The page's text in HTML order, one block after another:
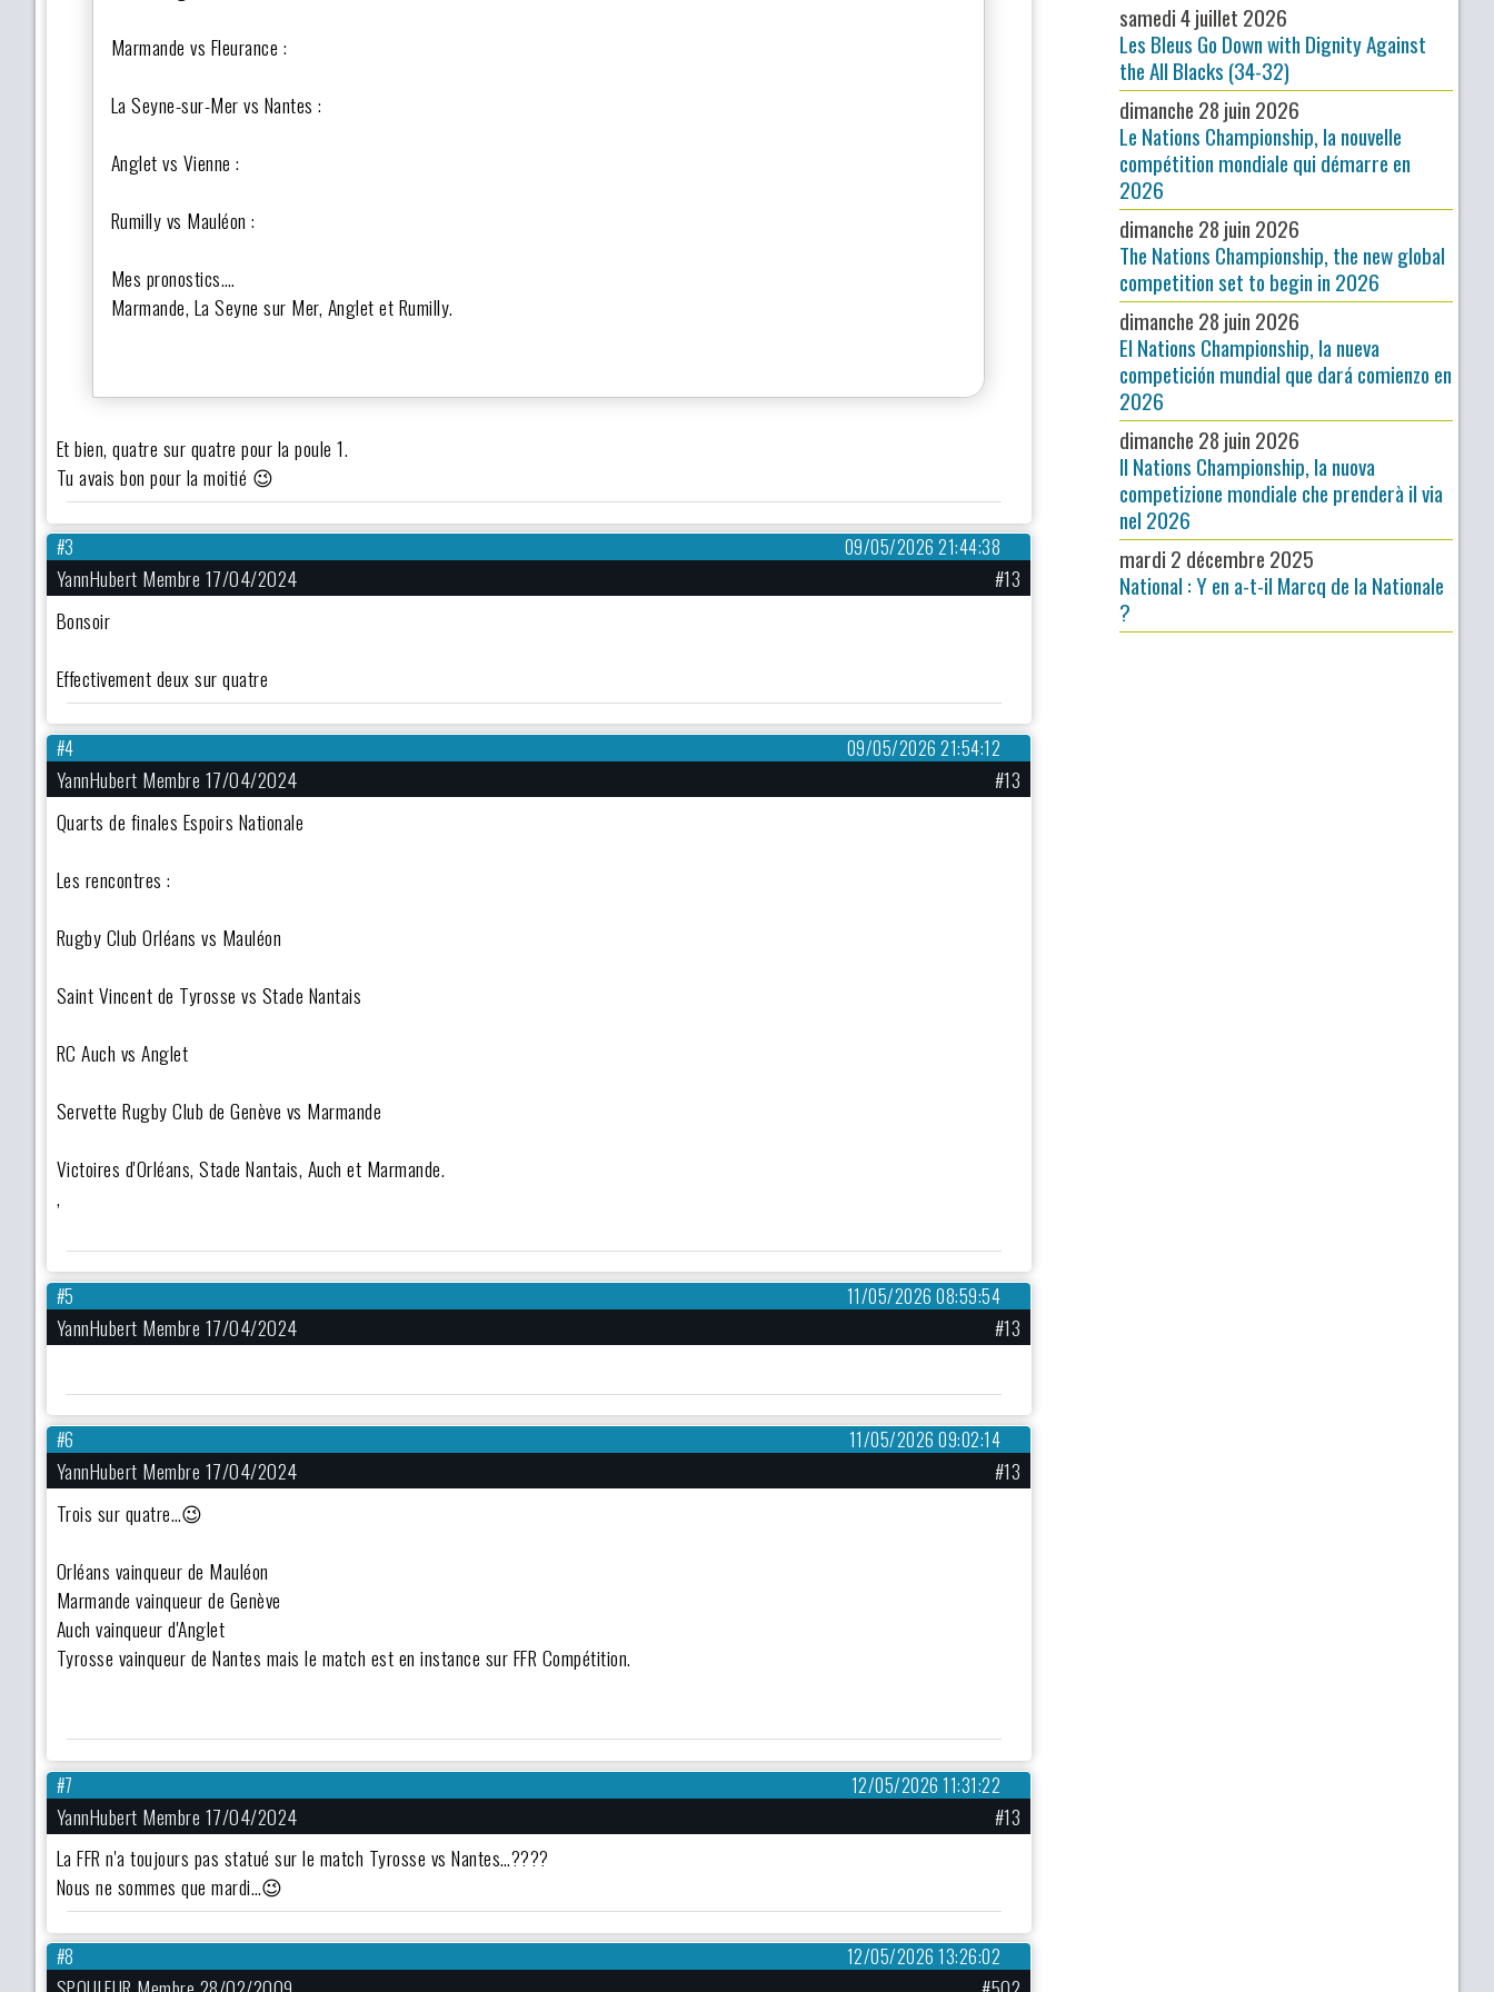
Marmande vs Fleurance :
La Seyne-sur-Mer vs Nantes :
Anglet vs Vienne :
Rumilly vs Mauléon :
Mes pronostics….
Marmande, La Seyne sur Mer, Anglet et Rumilly.
Et bien, quatre sur quatre pour la poule 1.
Tu avais bon pour la moitié 😉
09/05/2026 21:44:38
#3
YannHubert Membre 17/04/2024
#13
Bonsoir
Effectivement deux sur quatre
09/05/2026 21:54:12
#4
YannHubert Membre 17/04/2024
#13
Quarts de finales Espoirs Nationale
Les rencontres :
Rugby Club Orléans vs Mauléon
Saint Vincent de Tyrosse vs Stade Nantais
RC Auch vs Anglet
Servette Rugby Club de Genève vs Marmande
Victoires d'Orléans, Stade Nantais, Auch et Marmande.
,
11/05/2026 08:59:54
#5
YannHubert Membre 17/04/2024
#13
11/05/2026 09:02:14
#6
YannHubert Membre 17/04/2024
#13
Trois sur quatre…😉
Orléans vainqueur de Mauléon
Marmande vainqueur de Genève
Auch vainqueur d'Anglet
Tyrosse vainqueur de Nantes mais le match est en instance sur FFR Compétition.
12/05/2026 11:31:22
#7
YannHubert Membre 17/04/2024
#13
La FFR n'a toujours pas statué sur le match Tyrosse vs Nantes…????
Nous ne sommes que mardi…😉
12/05/2026 13:26:02
#8
samedi 4 juillet 2026
Les Bleus Go Down with Dignity Against
the All Blacks (34-32)
dimanche 28 juin 2026
Le Nations Championship, la nouvelle
compétition mondiale qui démarre en
2026
dimanche 28 juin 2026
The Nations Championship, the new global
competition set to begin in 2026
dimanche 28 juin 2026
El Nations Championship, la nueva
competición mundial que dará comienzo en
2026
dimanche 28 juin 2026
Il Nations Championship, la nuova
competizione mondiale che prenderà il via
nel 2026
mardi 2 décembre 2025
National : Y en a-t-il Marcq de la Nationale
?